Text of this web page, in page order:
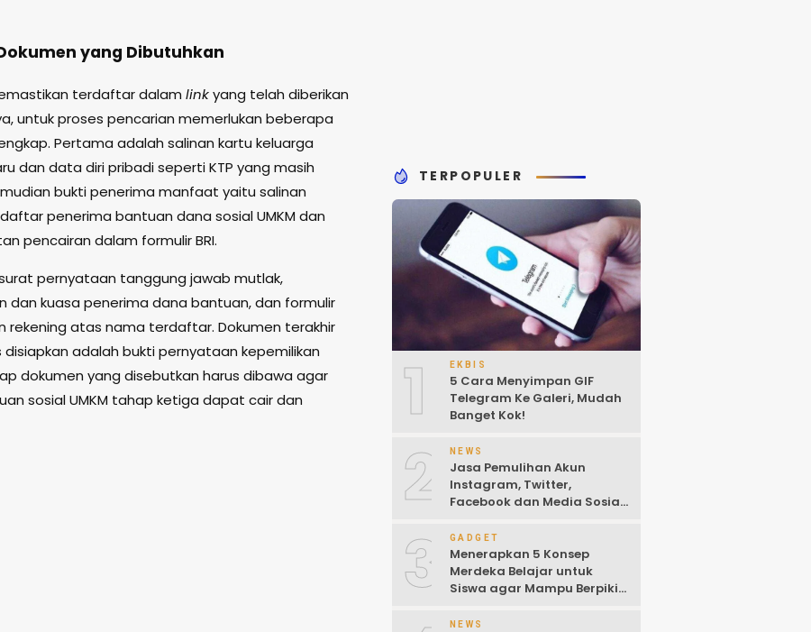
yang Dibutuhkan
terdaftar dalam linkyang telah diberikan
untuk proses pencarian memerlukan beberapa
Pertama adalah salinan kartu keluarga
dan data diri pribadi seperti KTP yang masih
bukti penerima manfaat yaitu salinan
penerima bantuan dana sosial UMKM dan
pencairan dalam formulir BRI.
pernyataan tanggung jawab mutlak,
dan kuasa penerima dana bantuan, dan formulir
rekening atas nama terdaftar. Dokumen terakhir
disiapkan adalah bukti pernyataan kepemilikan
dokumen yang disebutkan harus dibawa agar
sosial UMKM tahap ketiga dapat cair dan
TERPOPULER
1 EKBIS
5 Cara Menyimpan GIF
Telegram Ke Galeri, Mudah
Banget Kok!
2 NEWS
Jasa Pemulihan Akun
Instagram, Twitter,
Facebook dan Media Sosial
2022)
3 GADGET
Menerapkan 5 Konsep
Merdeka Belajar untuk
Siswa agar Mampu Berpikir
NEWS